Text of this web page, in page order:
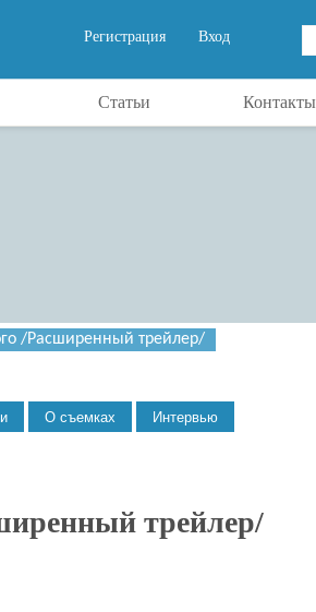
Вход
Регистрация
Статьи Контакты
/Расширенный трейлер/
трейлер/